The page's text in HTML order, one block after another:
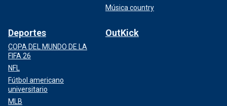
Música country
Deportes
COPA DEL MUNDO DE LA
FIFA 26
NFL
Fútbol americano
universitario
MLB
OutKick